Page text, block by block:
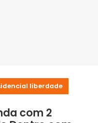
liberdade
com 2